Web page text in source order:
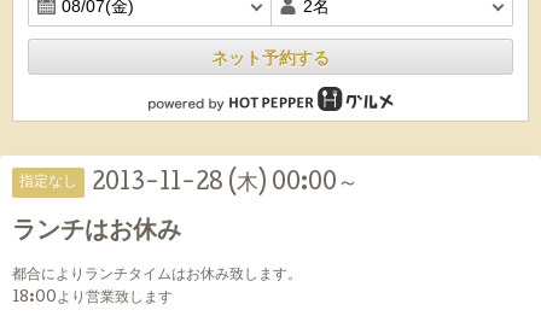
ネット予約する
指定なし 2013-11-28 (木) 00:00～
ランチはお休み
都合によりランチタイムはお休み致します。
18:00より営業致します